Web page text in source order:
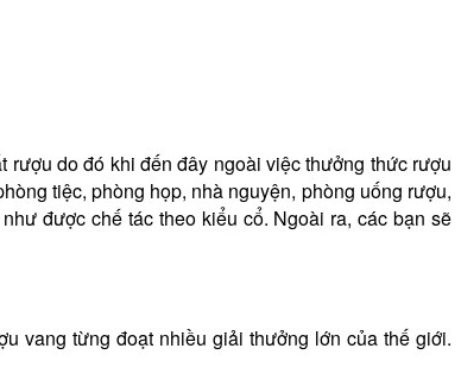
do đó khi đến đây ngoài việc thưởng thức rượu
tiệc, phòng họp, nhà nguyện, phòng uống rượu,
được chế tác theo kiểu cổ. Ngoài ra, các bạn sẽ
vang từng đoạt nhiều giải thưởng lớn của thế giới.